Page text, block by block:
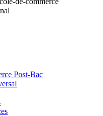
Post-Bac